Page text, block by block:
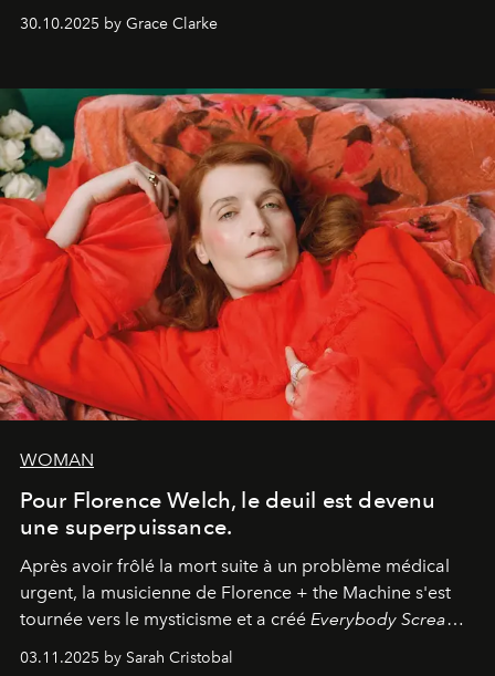
dates nord-américaines débutant en avril prochain.
30.10.2025 by Grace Clarke
WOMAN
Pour Florence Welch, le deuil est devenu
une superpuissance.
Après avoir frôlé la mort suite à un problème médical
urgent, la musicienne de Florence + the Machine s'est
tournée vers le mysticisme et a créé Everybody Scream
l'un de ses albums les plus profonds à ce jour.
03.11.2025 by Sarah Cristobal